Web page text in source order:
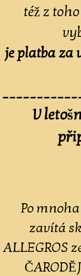
též z
je platba za
V
Po
zavítá
ALLEGROS